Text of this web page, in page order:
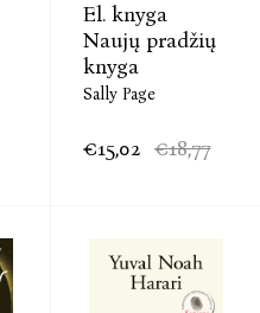
El. knyga
Naujų pradžių
knyga
Sally Page
€15,02 €18,77